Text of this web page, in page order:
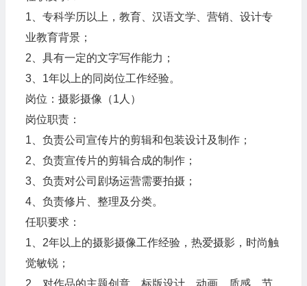
1、专科学历以上，教育、汉语文学、营销、设计专
业教育背景；
2、具有一定的文字写作能力；
3、1年以上的同岗位工作经验。
岗位：摄影摄像（1人）
岗位职责：
1、负责公司宣传片的剪辑和包装设计及制作；
2、负责宣传片的剪辑合成的制作；
3、负责对公司剧场运营需要拍摄；
4、负责修片、整理及分类。
任职要求：
1、2年以上的摄影摄像工作经验，热爱摄影，时尚触
觉敏锐；
2、对作品的主题创意、标版设计、动画、质感、节